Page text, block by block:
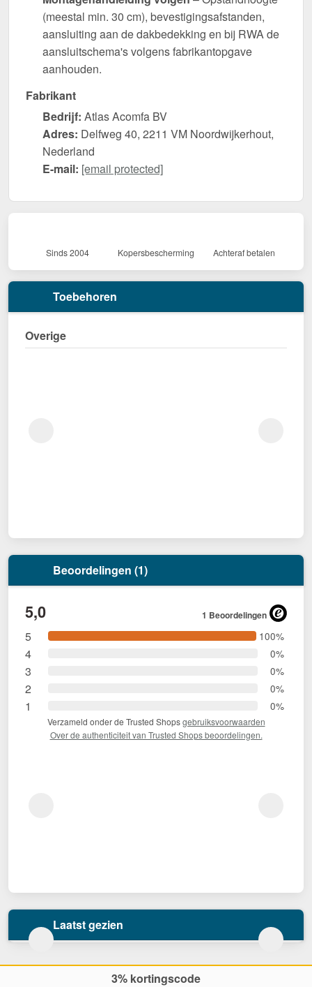
(meestal min. 30 cm), bevestigingsafstanden,
aansluiting aan de dakbedekking en bij RWA de
aansluitschema's volgens fabrikantopgave
aanhouden.
Fabrikant
Bedrijf: Atlas Acomfa BV
Adres: Delfweg 40, 2211 VM Noordwijkerhout,
Nederland
E-mail: [email protected]
Sinds 2004 Kopersbescherming Achteraf betalen
Toebehoren
Overige
Beoordelingen (1)
5,0 1 Beoordelingen
5 100%
4 0%
3 0%
2 0%
1 0%
Verzameld onder de Trusted Shopsgebruiksvoorwaarden
Over de authenticiteit van Trusted Shops beoordelingen.
Laatst gezien
3% kortingscode